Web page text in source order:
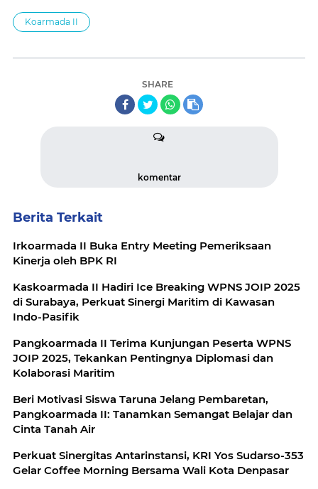
Koarmada II
SHARE
komentar
Berita Terkait
Irkoarmada II Buka Entry Meeting Pemeriksaan
Kinerja oleh BPK RI
Kaskoarmada II Hadiri Ice Breaking WPNS JOIP 2025
di Surabaya, Perkuat Sinergi Maritim di Kawasan
Indo-Pasifik
Pangkoarmada II Terima Kunjungan Peserta WPNS
JOIP 2025, Tekankan Pentingnya Diplomasi dan
Kolaborasi Maritim
Beri Motivasi Siswa Taruna Jelang Pembaretan,
Pangkoarmada II: Tanamkan Semangat Belajar dan
Cinta Tanah Air
Perkuat Sinergitas Antarinstansi, KRI Yos Sudarso-353
Gelar Coffee Morning Bersama Wali Kota Denpasar